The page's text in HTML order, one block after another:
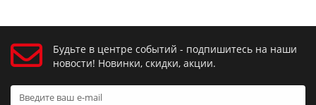
Будьте в центре событий - подпишитесь на наши
новости! Новинки, скидки, акции.